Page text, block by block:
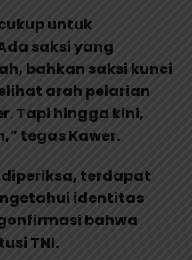
untuk
saksi yang
bahkan saksi kunci
arah pelarian
Tapi hingga kini,
tegas Kawer.
terdapat
identitas
bahwa
TNI.